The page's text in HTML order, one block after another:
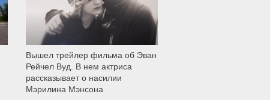
Вышел трейлер фильма об Эван
Рейчел Вуд. В нем актриса
рассказывает о насилии
Мэрилина Мэнсона